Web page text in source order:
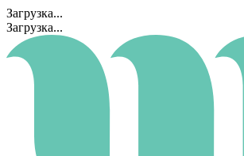
Загрузка...
Загрузка...